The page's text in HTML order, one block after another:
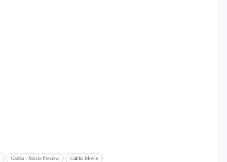
Galtha - Movie Preview Galtha Movie